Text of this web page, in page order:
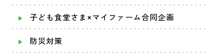
子ども食堂さま×マイファーム合同企画
防災対策